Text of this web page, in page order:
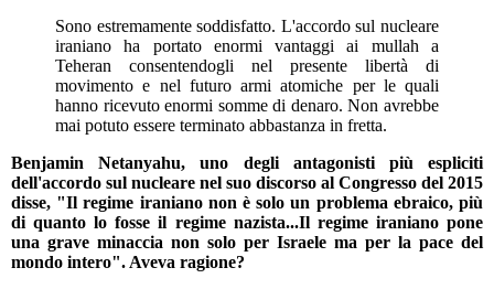
Sono estremamente soddisfatto. L'accordo sul nucleare
iraniano ha portato enormi vantaggi ai mullah a
Teheran consentendogli nel presente libertà di
movimento e nel futuro armi atomiche per le quali
hanno ricevuto enormi somme di denaro. Non avrebbe
mai potuto essere terminato abbastanza in fretta.
Benjamin Netanyahu, uno degli antagonisti più espliciti
dell'accordo sul nucleare nel suo discorso al Congresso del 2015
disse, "Il regime iraniano non è solo un problema ebraico, più
di quanto lo fosse il regime nazista...Il regime iraniano pone
una grave minaccia non solo per Israele ma per la pace del
mondo intero". Aveva ragione?